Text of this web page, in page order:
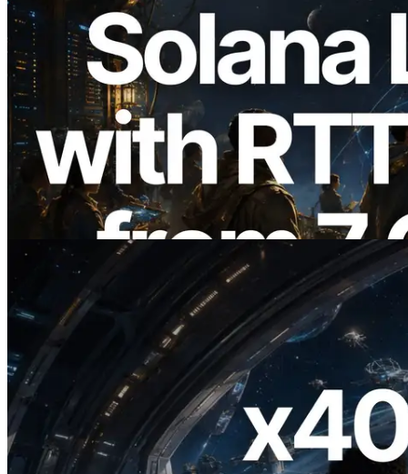
2026.08.05
ERPC 擴展 Solana Leader Slot API：新
增全球 7 個區域的 Ping 測量 —
Validators Information API 同步上線
2026.07.04